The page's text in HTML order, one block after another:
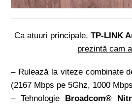
Ca atuuri principale, TP-LINK
prezintă cam
– Rulează la viteze combinate
(2167 Mbps pe 5Ghz, 1000
– Tehnologie Broadcom®